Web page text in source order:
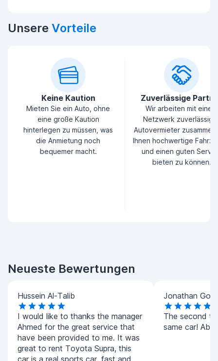
Unsere Vorteile
Keine Kaution
Mieten Sie ein Auto, ohne
eine große Kaution
hinterlegen zu müssen, was
die Anmietung noch
bequemer macht.
Zuverlässige
Wir arbeiten mit einem
Netzwerk
Autovermieter
Ihnen hochwertige
und einen guten
bieten zu können.
Neueste Bewertungen
Hussein Al-Talib
I would like to thanks the manager
Ahmed for the great service that
have been provided to me. It was
great to rent Toyota Supra, this
car is a real sports car, fast and
Jonathan
The second
same car!